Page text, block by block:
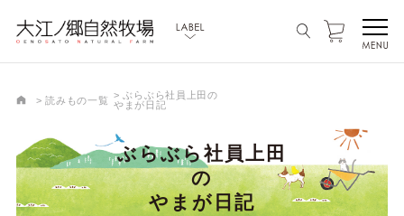
読みもの一覧
ぶらぶら社員上田の
やまが日記
ぶらぶら社員上田
の
やまが日記